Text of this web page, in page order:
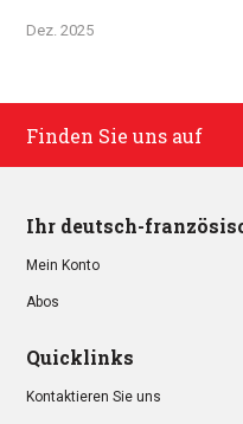
Dez. 2025
Finden Sie uns auf
Ihr deutsch-
Mein Konto
Abos
Quicklinks
Kontaktieren Sie uns